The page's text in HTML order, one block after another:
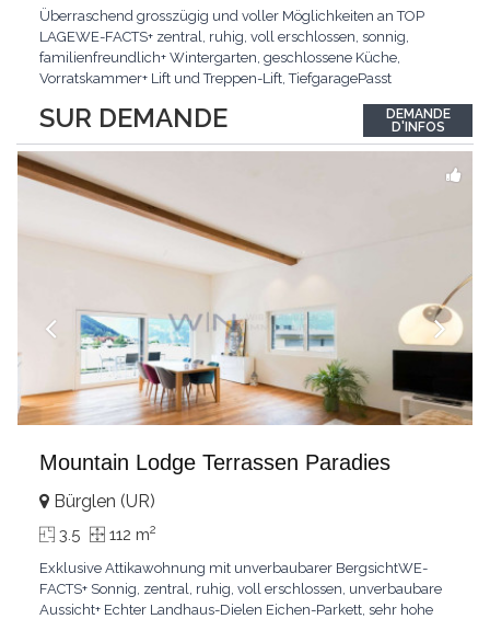
SUR DEMANDE
Überraschend grosszügig und voller Möglichkeiten an TOP
LAGEWE-FACTS+ zentral, ruhig, voll erschlossen, sonnig,
familienfreundlich+ Wintergarten, geschlossene Küche,
Vorratskammer+ Lift und Treppen-Lift, TiefgaragePasst
Wintergarten schaffen ein lichtdurchflutetes
Wunder.Interessiert? JETZT anrufen: +41 76 507 21 32
DEMANDE
D'INFOS
Mountain Lodge Terrassen Paradies
Bürglen (UR)
3.5 112 m2
Exklusive Attikawohnung mit unverbaubarer BergsichtWE-
FACTS+ Sonnig, zentral, ruhig, voll erschlossen, unverbaubare
Aussicht+ Echter Landhaus-Dielen Eichen-Parkett, sehr hohe